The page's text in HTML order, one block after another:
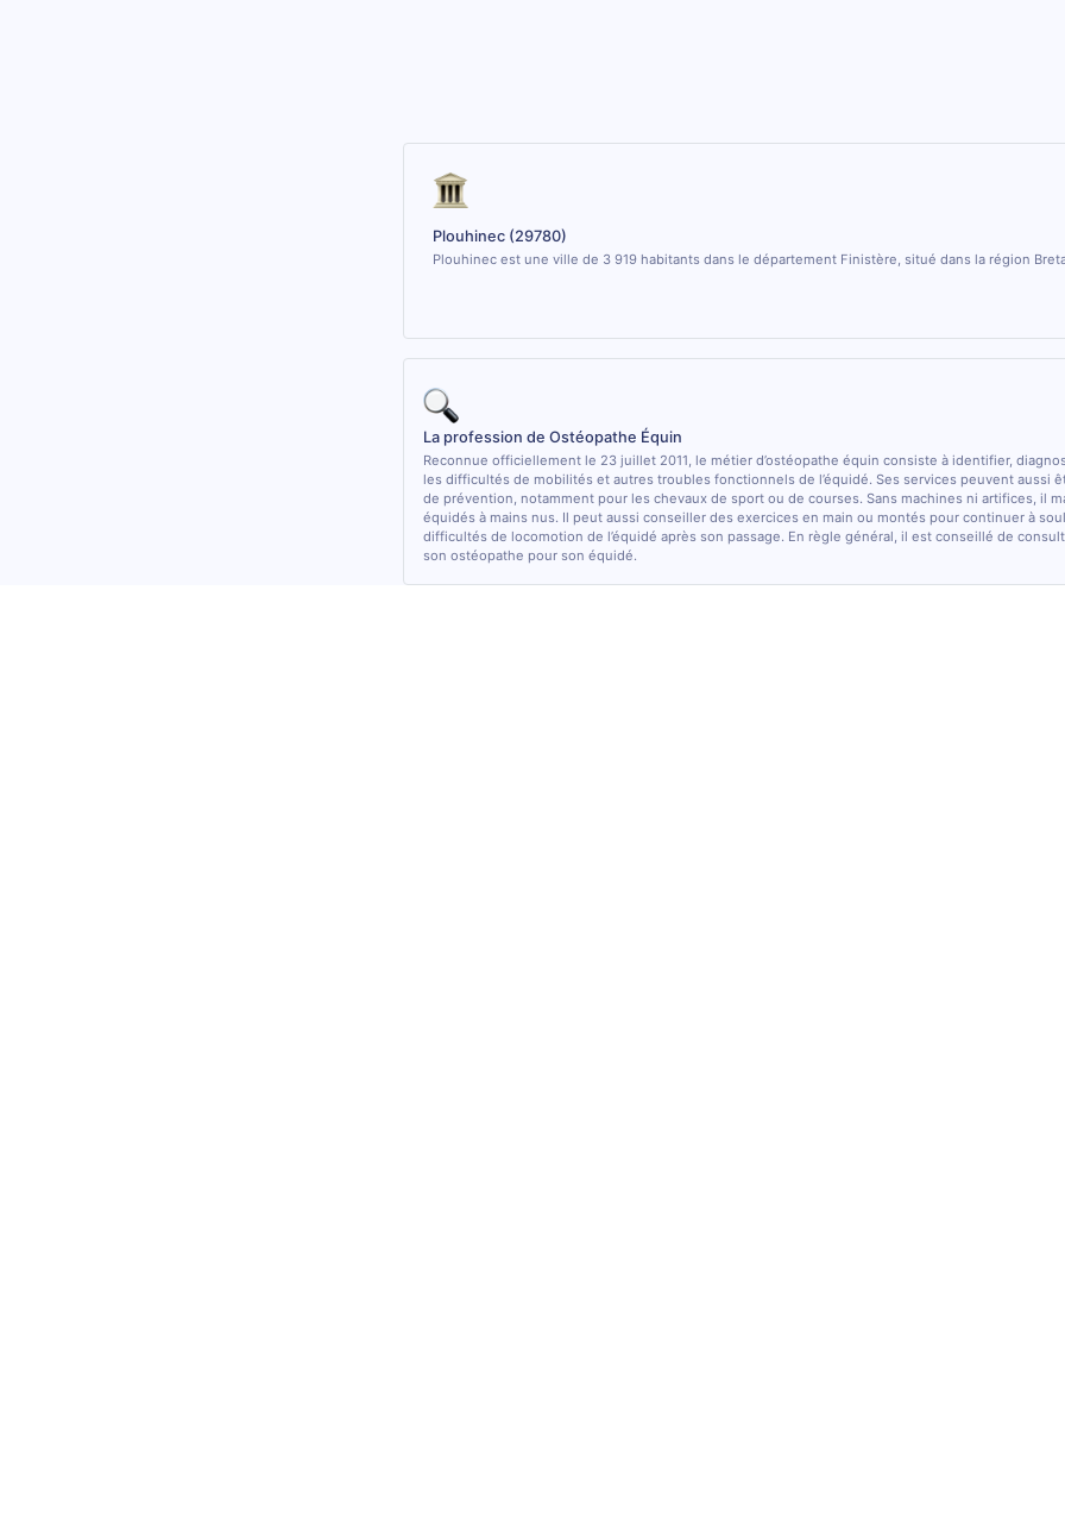
Plouhinec (29780)
Plouhinec est une ville de 3 919 habitants dans le département Finistère, situé dans la région
La profession de Ostéopathe Équin
Reconnue officiellement le 23 juillet 2011, le métier d’ostéopathe équin consiste à identifier,
les difficultés de mobilités et autres troubles fonctionnels de l’équidé. Ses services peuvent aussi
de prévention, notamment pour les chevaux de sport ou de courses. Sans machines ni artifices, il
équidés à mains nus. Il peut aussi conseiller des exercices en main ou montés pour continuer à
difficultés de locomotion de l’équidé après son passage. En règle général, il est conseillé de
son ostéopathe pour son équidé.